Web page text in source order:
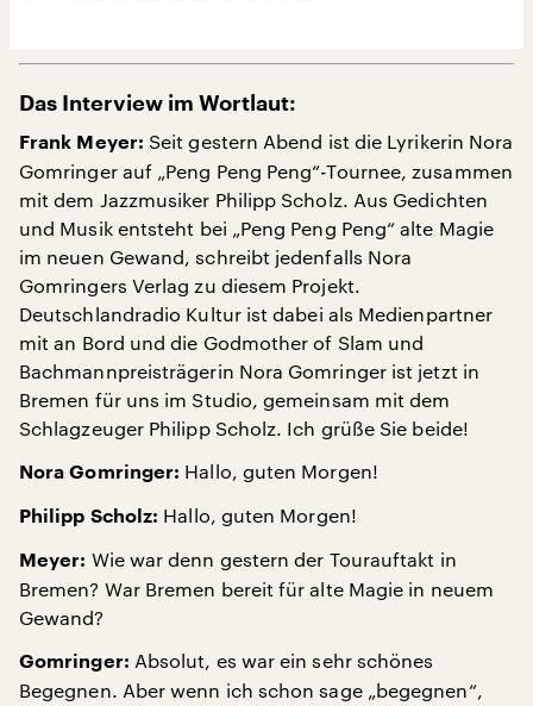
Das Interview im Wortlaut:
Frank Meyer: Seit gestern Abend ist die Lyrikerin Nora
Gomringer auf „Peng Peng Peng“-Tournee, zusammen
mit dem Jazzmusiker Philipp Scholz. Aus Gedichten
und Musik entsteht bei „Peng Peng Peng“ alte Magie
im neuen Gewand, schreibt jedenfalls Nora
Gomringers Verlag zu diesem Projekt.
Deutschlandradio Kultur ist dabei als Medienpartner
mit an Bord und die Godmother of Slam und
Bachmannpreisträgerin Nora Gomringer ist jetzt in
Bremen für uns im Studio, gemeinsam mit dem
Schlagzeuger Philipp Scholz. Ich grüße Sie beide!
Nora Gomringer: Hallo, guten Morgen!
Philipp Scholz: Hallo, guten Morgen!
Meyer: Wie war denn gestern der Tourauftakt in
Bremen? War Bremen bereit für alte Magie in neuem
Gewand?
Gomringer: Absolut, es war ein sehr schönes
Begegnen. Aber wenn ich schon sage „begegnen“,